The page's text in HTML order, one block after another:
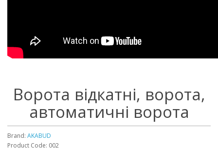
Ворота відкатні, ворота,
автоматичні ворота
Brand: AKABUD
Product Code: 002